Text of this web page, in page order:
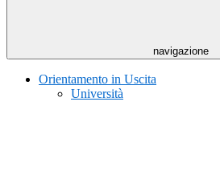
navigazione
Orientamento in Uscita
Università